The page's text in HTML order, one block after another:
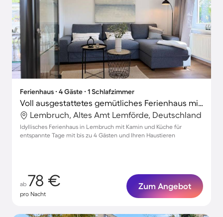
Ferienhaus ∙ 4 Gäste ∙ 1 Schlafzimmer
Voll ausgestattetes gemütliches Ferienhaus mit Grill und Terrasse | Nah am Strand | Haustierfreundlich
Lembruch, Altes Amt Lemförde, Deutschland
Idyllisches Ferienhaus in Lembruch mit Kamin und Küche für
entspannte Tage mit bis zu 4 Gästen und Ihren Haustieren
ab 78 €
pro Nacht
Zum Angebot